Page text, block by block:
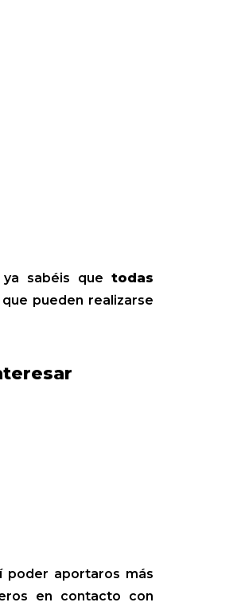
sabéis que todas
pueden realizarse
poder aportaros más
en contacto con